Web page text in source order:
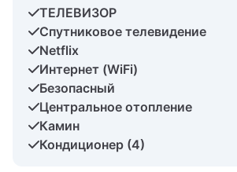
ТЕЛЕВИЗОР
Спутниковое телевидение
Netflix
Интернет (WiFi)
Безопасный
Центральное отопление
Камин
Кондиционер (4)